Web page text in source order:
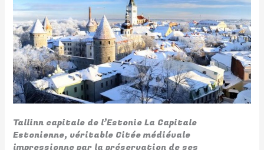
Tallinn capitale de l’Estonie La Capitale
Estonienne, véritable Citée médiévale
impressionne par la préservation de ses